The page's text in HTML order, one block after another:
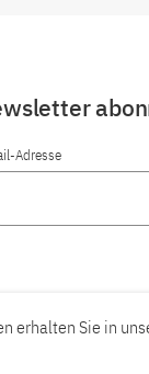
Adresse
erhalten Sie in